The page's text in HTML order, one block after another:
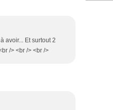
avoir... Et surtout 2
/> <br /> <br />